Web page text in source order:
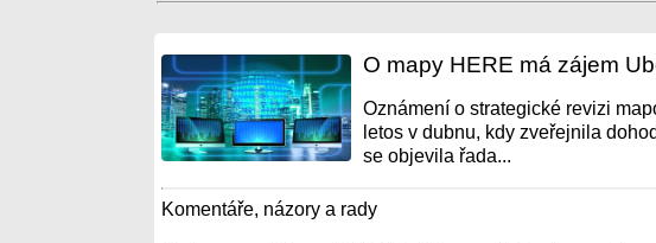
O mapy HERE má zájem
Oznámení o strategické revizi
letos v dubnu, kdy zveřejnila
se objevila řada...
Komentáře, názory a rady